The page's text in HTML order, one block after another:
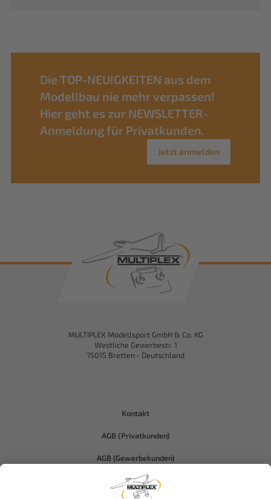
Die TOP-NEUIGKEITEN aus dem
Modellbau nie mehr verpassen!
Hier geht es zur NEWSLETTER-
Anmeldung für Privatkunden.
Jetzt anmelden
MULTIPLEX Modellsport GmbH & Co. KG
Westliche Gewerbestr. 1
75015 Bretten • Deutschland
Kontakt
AGB (Privatkunden)
AGB (Gewerbekunden)
Datenschutz